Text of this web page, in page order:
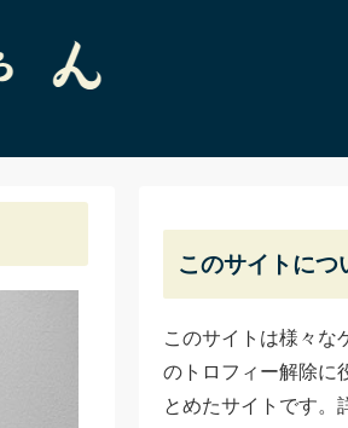
このサイトにつ
このサイトは様々な
のトロフィー解除に
とめたサイトです。